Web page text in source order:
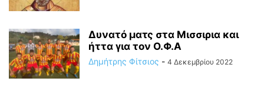
Δυνατό ματς στα Μισσιρια και
ήττα για τον Ο.Φ.Α
Δημήτρης Φίτσιος - 4 Δεκεμβρίου 2022